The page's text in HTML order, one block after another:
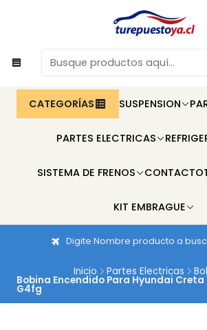
CATEGORÍAS SUSPENSION
PARTES ELECTRICAS
SISTEMA DE FRENOS CONTACTO
KIT EMBRAGUE
Digite Nombre producto a
Inicio Partes Electricas
Bobina Encendido Para Hyundai Creta
G4fg